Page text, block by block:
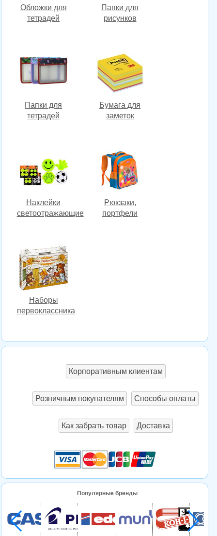
Обложки для
тетрадей
Папки для
рисунков
Папки для
тетрадей
Бумага для
заметок
Наклейки
светоотражающие
Рюкзаки,
портфели
Наборы
первоклассника
Корпоративным клиентам
Розничным покупателям Способы оплаты
Как забрать товар Доставка
Популярные бренды